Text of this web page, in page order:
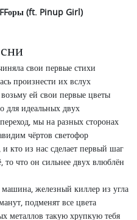
(ft. Pinup Girl)
свои первые стихи
произнести их вслух
ей свои первые цветы
для идеальных двух
мы на разных сторонах
чёртов светофор
и кто из нас сделает первый шаг
то что он сильнее двух влюблён
машина, железный киллер из угла
подменят все цвета
металлов такую хрупкую тебя